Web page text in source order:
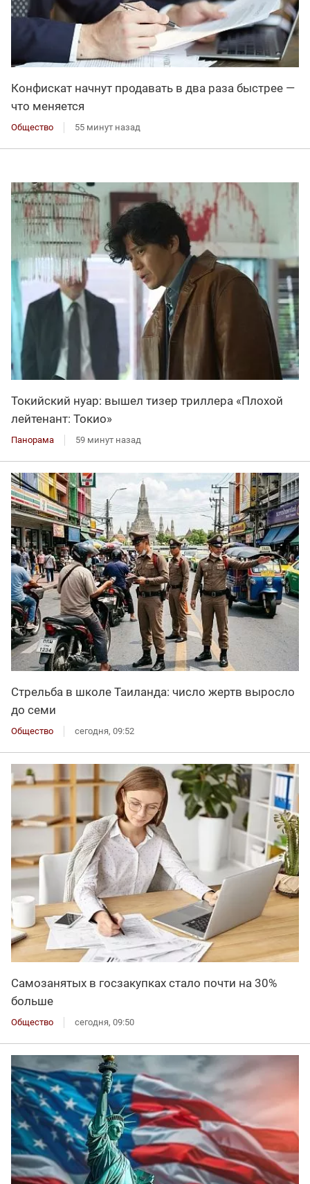
Конфискат начнут продавать в два раза быстрее —
что меняется
Общество 55 минут назад
Токийский нуар: вышел тизер триллера «Плохой
лейтенант: Токио»
Панорама 59 минут назад
Стрельба в школе Таиланда: число жертв выросло
до семи
Общество сегодня, 09:52
Самозанятых в госзакупках стало почти на 30%
больше
Общество сегодня, 09:50